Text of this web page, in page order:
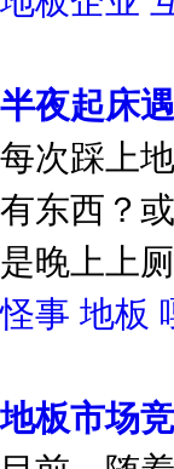
地板企业
半夜起床
每次踩上
有东西？
是晚上上
怪事
地板
地板市场